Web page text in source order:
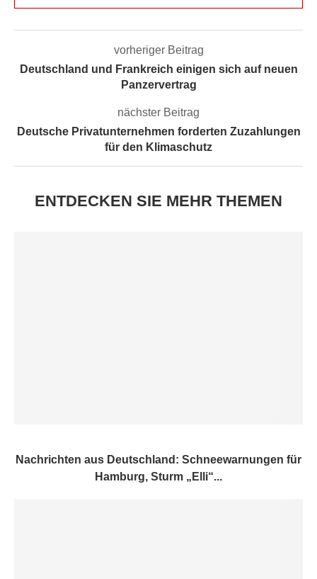
vorheriger Beitrag
Deutschland und Frankreich einigen sich auf neuen
Panzervertrag
nächster Beitrag
Deutsche Privatunternehmen forderten Zuzahlungen
für den Klimaschutz
ENTDECKEN SIE MEHR THEMEN
Nachrichten aus Deutschland: Schneewarnungen für
Hamburg, Sturm „Elli“...